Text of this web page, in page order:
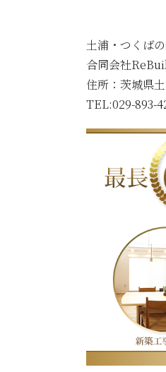
土浦・つくば
合同会社
住所： 茨城県
TEL:029-893-